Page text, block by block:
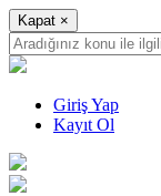
Kapat ×
Giriş Yap
Kayıt Ol